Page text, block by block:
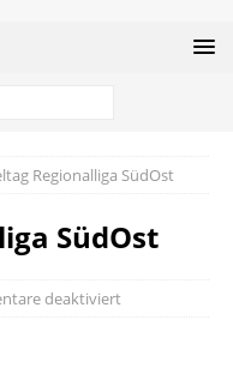
Regionalliga SüdOst
SüdOst
deaktiviert